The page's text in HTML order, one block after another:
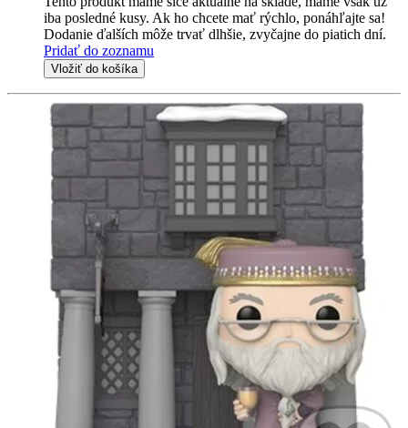
iba posledné kusy. Ak ho chcete mať rýchlo, ponáhľajte sa!
Dodanie ďalších môže trvať dlhšie, zvyčajne do piatich dní.
Pridať do zoznamu
Vložiť do košíka